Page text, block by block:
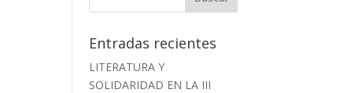
Entradas recientes
LITERATURA Y
SOLIDARIDAD EN LA III